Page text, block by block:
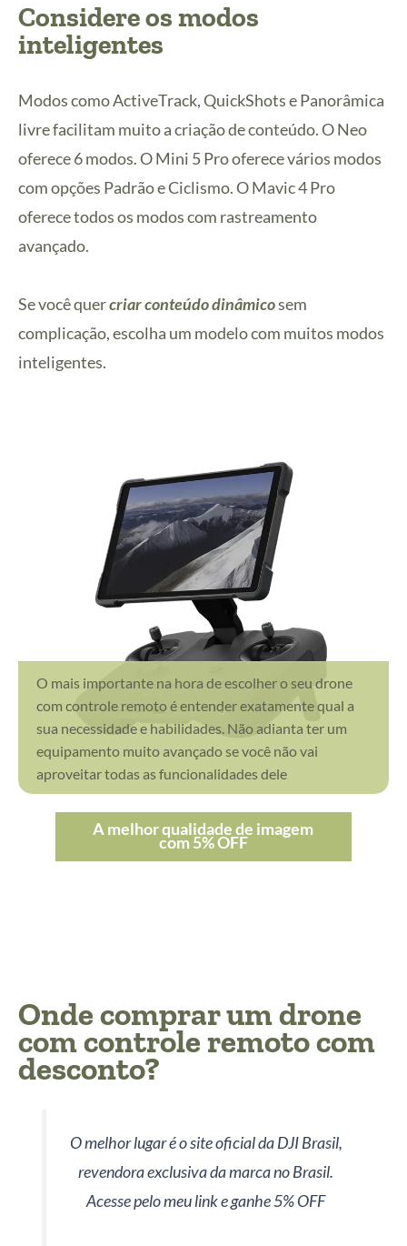
Considere os modos
inteligentes
Modos como ActiveTrack, QuickShots e Panorâmica
livre facilitam muito a criação de conteúdo. O Neo
oferece 6 modos. O Mini 5 Pro oferece vários modos
com opções Padrão e Ciclismo. O Mavic 4 Pro
oferece todos os modos com rastreamento
avançado.
Se você quercriar conteúdo dinâmicosem
complicação, escolha um modelo com muitos modos
inteligentes.
O mais importante na hora de escolher o seu drone
com controle remoto é entender exatamente qual a
sua necessidade e habilidades. Não adianta ter um
equipamento muito avançado se você não vai
aproveitar todas as funcionalidades dele
A melhor qualidade de imagem
com 5% OFF
Onde comprar um drone
com controle remoto com
desconto?
O melhor lugar é o site oficial da DJI Brasil,
revendora exclusiva da marca no Brasil.
Acesse pelo meu link e ganhe 5% OFF